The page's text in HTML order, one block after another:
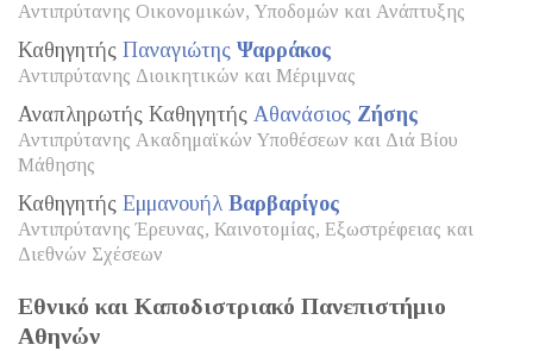
Αντιπρύτανης Οικονομικών, Υποδομών και Ανάπτυξης
Καθηγητής Παναγιώτης Ψαρράκος
Αντιπρύτανης Διοικητικών και Μέριμνας
Αναπληρωτής Καθηγητής Αθανάσιος Ζήσης
Αντιπρύτανης Ακαδημαϊκών Υποθέσεων και Διά Βίου
Μάθησης
Καθηγητής Εμμανουήλ Βαρβαρίγος
Αντιπρύτανης Έρευνας, Καινοτομίας, Εξωστρέφειας και
Διεθνών Σχέσεων
Εθνικό και Καποδιστριακό Πανεπιστήμιο
Αθηνών